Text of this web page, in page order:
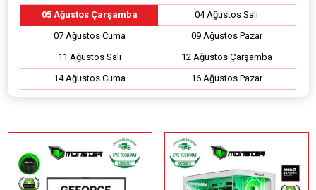
05 Ağustos Çarşamba
04 Ağustos Salı
07 Ağustos Cuma
09 Ağustos Pazar
11 Ağustos Salı
12 Ağustos Çarşamba
14 Ağustos Cuma
16 Ağustos Pazar